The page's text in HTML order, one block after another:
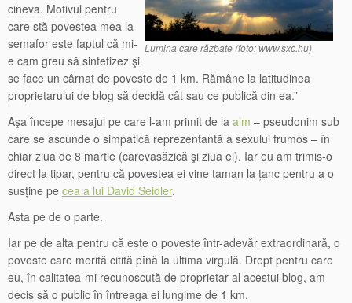
Lumina care răzbate (foto: www.sxc.hu)
cineva. Motivul pentru
care stă povestea mea la
semafor este faptul că mi-
e cam greu să sintetizez şi
se face un cârnat de poveste de 1 km. Rămâne la latitudinea
proprietarului de blog să decidă cât sau ce publică din ea.”
Aşa începe mesajul pe care l-am primit de la alm – pseudonim sub
care se ascunde o simpatică reprezentantă a sexului frumos – în
chiar ziua de 8 martie (carevasăzică şi ziua ei). Iar eu am trimis-o
direct la tipar, pentru că povestea ei vine taman la țanc pentru a o
susține pe cea a lui David Seidler.
Asta pe de o parte.
Iar pe de alta pentru că este o poveste într-adevăr extraordinară, o
poveste care merită citită pînă la ultima virgulă. Drept pentru care
eu, în calitatea-mi recunoscută de proprietar al acestui blog, am
decis să o public în întreaga ei lungime de 1 km.